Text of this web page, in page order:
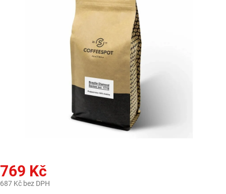
hvězdiček.
769 Kč
687 Kč bez DPH